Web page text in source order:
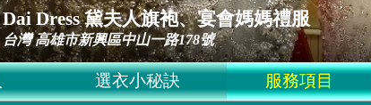
Dai Dress 黛夫人旗袍、宴會媽媽禮服
台灣 高雄市新興區中山一路178號
選衣小秘訣 服務項目